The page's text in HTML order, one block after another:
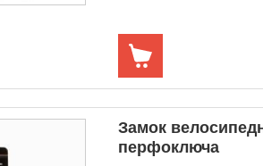
Замок
перфоключа